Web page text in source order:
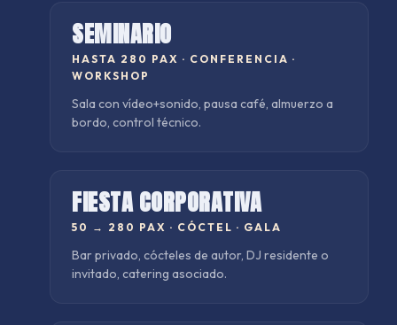
SEMINARIO
HASTA 280 PAX · CONFERENCIA ·
WORKSHOP
Sala con vídeo+sonido, pausa café, almuerzo a
bordo, control técnico.
FIESTA CORPORATIVA
50 → 280 PAX · CÓCTEL · GALA
Bar privado, cócteles de autor, DJ residente o
invitado, catering asociado.